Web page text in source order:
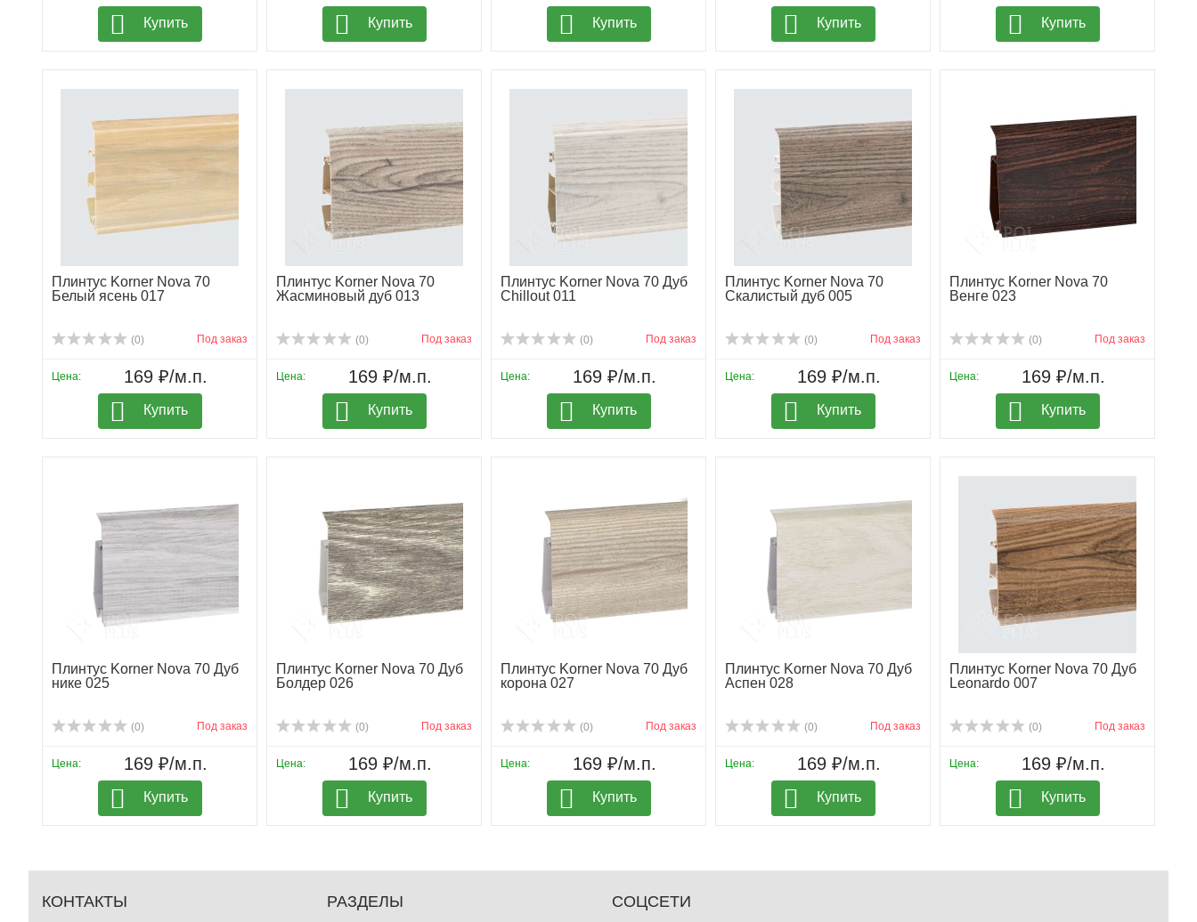
Купить Купить Купить Купить Купить
Плинтус Korner Nova 70
Белый ясень 017
(0) Под заказ
Цена: 169 ₽/м.п.
Купить
Плинтус Korner Nova 70
Жасминовый дуб 013
(0) Под заказ
Цена: 169 ₽/м.п.
Купить
Плинтус Korner Nova 70 Дуб
Chillout 011
(0) Под заказ
Цена: 169 ₽/м.п.
Купить
Плинтус Korner Nova 70
Скалистый дуб 005
(0) Под заказ
Цена: 169 ₽/м.п.
Купить
Плинтус Korner Nova 70
Венге 023
(0) Под заказ
Цена: 169 ₽/м.п.
Купить
Плинтус Korner Nova 70 Дуб
нике 025
(0) Под заказ
Цена: 169 ₽/м.п.
Купить
Плинтус Korner Nova 70 Дуб
Болдер 026
(0) Под заказ
Цена: 169 ₽/м.п.
Купить
Плинтус Korner Nova 70 Дуб
корона 027
(0) Под заказ
Цена: 169 ₽/м.п.
Купить
Плинтус Korner Nova 70 Дуб
Аспен 028
(0) Под заказ
Цена: 169 ₽/м.п.
Купить
Плинтус Korner Nova 70 Дуб
Leonardo 007
(0) Под заказ
Цена: 169 ₽/м.п.
Купить
КОНТАКТЫ РАЗДЕЛЫ СОЦСЕТИ